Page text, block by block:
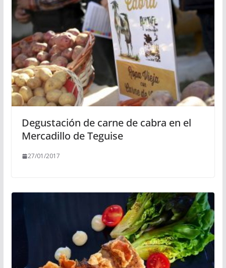
Degustación de carne de cabra en el
Mercadillo de Teguise
27/01/2017